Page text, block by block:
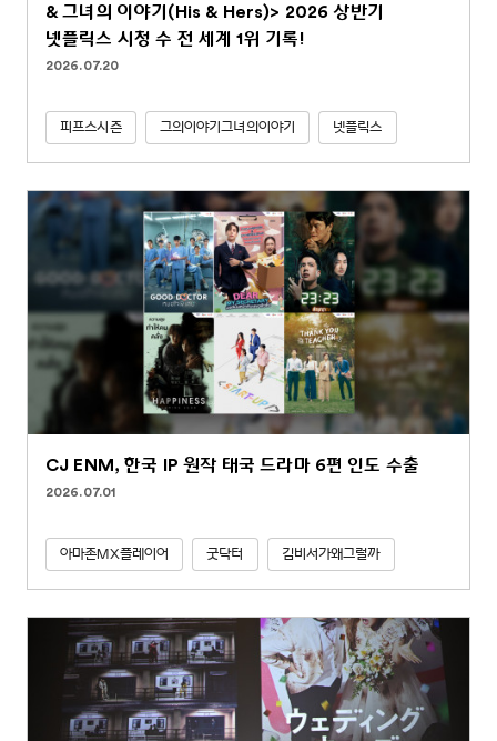
& 그녀의 이야기(His & Hers)> 2026 상반기
넷플릭스 시청 수 전 세계 1위 기록!
2026.07.20
피프스시즌 그의이야기그녀의이야기 넷플릭스
CJ ENM, 한국 IP 원작 태국 드라마 6편 인도 수출
2026.07.01
아마존MX플레이어 굿닥터 김비서가왜그럴까